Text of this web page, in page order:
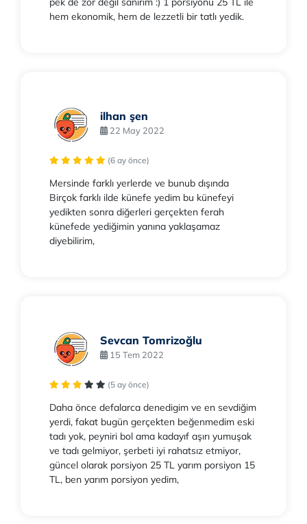
hem ekonomik, hem de lezzetli bir tatlı yedik.
ilhan şen
22 May 2022
(6 ay önce)
Mersinde farklı yerlerde ve bunub dışında
Birçok farklı ilde künefe yedim bu künefeyi
yedikten sonra diğerleri gerçekten ferah
künefede yediğimin yanına yaklaşamaz
diyebilirim,
Sevcan Tomrizoğlu
15 Tem 2022
(5 ay önce)
Daha önce defalarca denedigim ve en sevdiğim
yerdi, fakat bugün gerçekten beğenmedim eski
tadı yok, peyniri bol ama kadayıf aşırı yumuşak
ve tadı gelmiyor, şerbeti iyi rahatsız etmiyor,
güncel olarak porsiyon 25 TL yarım porsiyon 15
TL, ben yarım porsiyon yedim,